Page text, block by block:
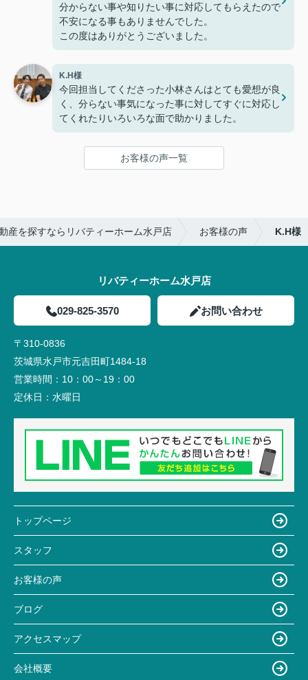
分からない事や知りたい事に対応してもらえたので
不安になる事もありませんでした。
この度はありがとうございました。
K.H様
今回担当してくださった小林さんはとても愛想が良
く、分らない事気になった事に対してすぐに対応し
てくれたりいろいろな面で助かりました。
お客様の声一覧
産を探すならリバティーホーム水戸店 お客様の声 K.H様
リバティーホーム水戸店
029-825-3570 お問い合わせ
〒310-0836
茨城県水戸市元吉田町1484-18
営業時間： 10：00～19：00
定休日： 水曜日
トップページ
スタッフ
お客様の声
ブログ
アクセスマップ
会社概要